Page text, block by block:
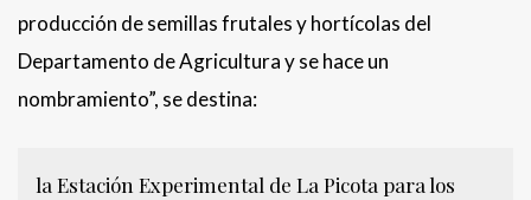
producción de semillas frutales y hortícolas del
Departamento de Agricultura y se hace un
nombramiento”, se destina:
la Estación Experimental de La Picota para los